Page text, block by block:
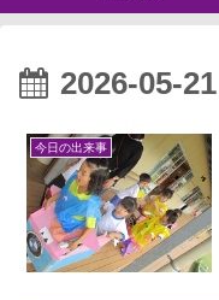
2026-05-21
今日の出来事